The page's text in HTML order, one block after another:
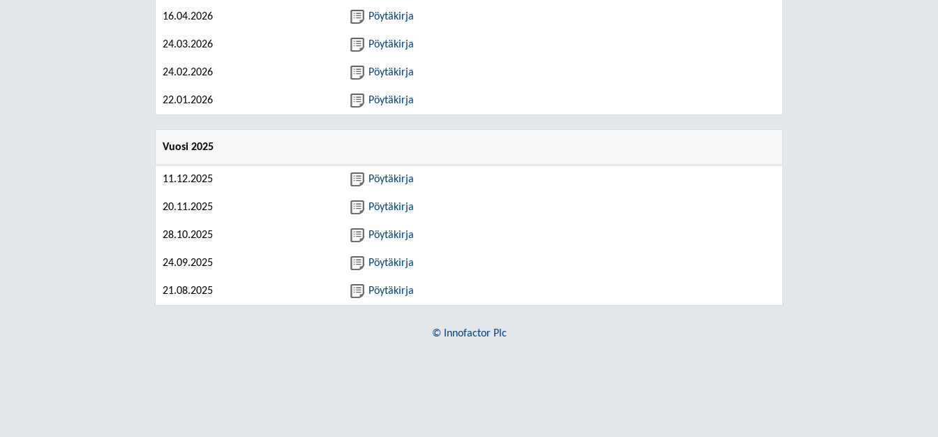
16.04.2026 Pöytäkirja
24.03.2026 Pöytäkirja
24.02.2026 Pöytäkirja
22.01.2026 Pöytäkirja
Vuosi 2025
11.12.2025 Pöytäkirja
20.11.2025 Pöytäkirja
28.10.2025 Pöytäkirja
24.09.2025 Pöytäkirja
21.08.2025 Pöytäkirja
© Innofactor Plc